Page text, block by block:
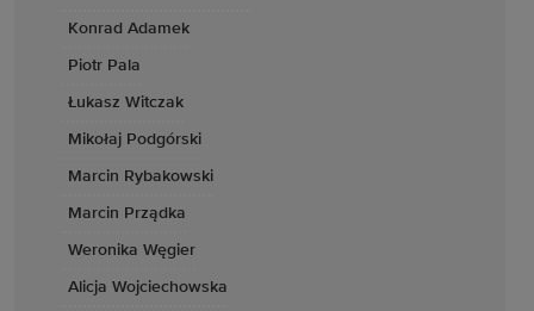
Konrad Adamek
Piotr Pala
Łukasz Witczak
Mikołaj Podgórski
Marcin Rybakowski
Marcin Prządka
Weronika Węgier
Alicja Wojciechowska